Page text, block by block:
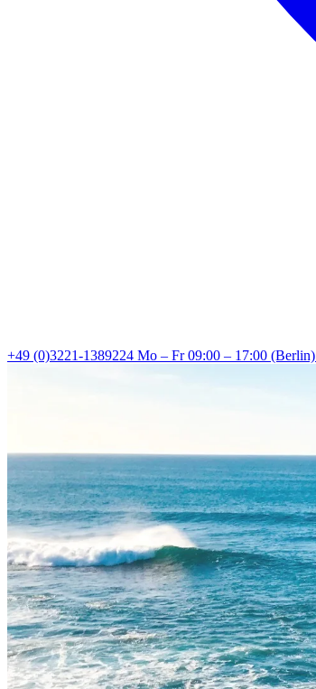
+49 (0)3221-1389224 Mo – Fr 09:00 – 17:00 (Berlin)